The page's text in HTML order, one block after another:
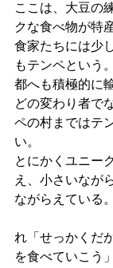
ここは、大豆の
クな食べ物が特
食家たちには少
もテンペという
都へも積極的に
どの変わり者で
ペの村まではテ
い。
とにかくユニー
え、小さいなが
ながらえている。
れ「せっかくだ
を食べていこう